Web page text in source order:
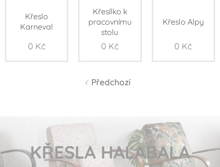
Křeslo
Karneval
0 Kč
Křesílko k
pracovnímu
stolu
0 Kč
Křeslo Alpy
0 Kč
Předchozí
KŘESLA HALABALA